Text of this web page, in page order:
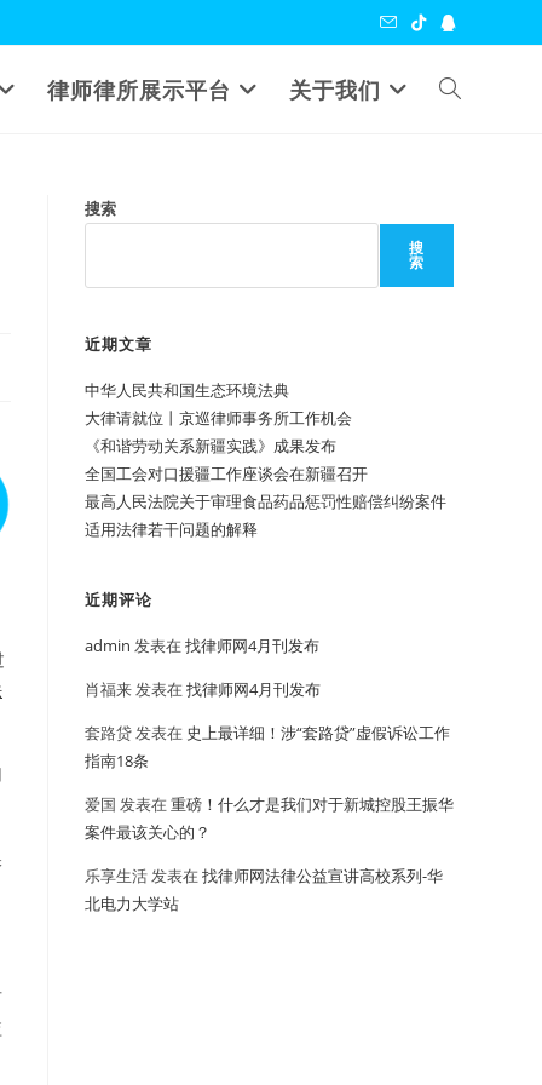
律师律所展示平台 关于我们 Toggle
搜索
搜
索
近期文章
中华人民共和国生态环境法典
大律请就位丨京巡律师事务所工作机会
《和谐劳动关系新疆实践》成果发布
全国工会对口援疆工作座谈会在新疆召开
最高人民法院关于审理食品药品惩罚性赔偿纠纷案件
适用法律若干问题的解释
近期评论
admin 发表在找律师网4月刊发布
肖福来发表在找律师网4月刊发布
套路贷发表在 史上最详细！涉“套路贷”虚假诉讼工作
指南18条
爱国 发表在重磅！什么才是我们对于新城控股王振华
案件最该关心的？
乐享生活发表在找律师网法律公益宣讲高校系列-华
北电力大学站